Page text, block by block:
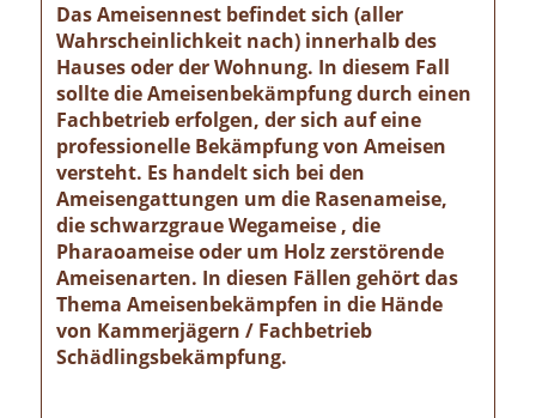
Das Ameisennest befindet sich (aller
Wahrscheinlichkeit nach) innerhalb des
Hauses oder der Wohnung. In diesem Fall
sollte die Ameisenbekämpfung durch einen
Fachbetrieb erfolgen, der sich auf eine
professionelle Bekämpfung von Ameisen
versteht. Es handelt sich bei den
Ameisengattungen um die Rasenameise,
die schwarzgraue Wegameise , die
Pharaoameise oder um Holz zerstörende
Ameisenarten. In diesen Fällen gehört das
Thema Ameisenbekämpfen in die Hände
von Kammerjägern / Fachbetrieb
Schädlingsbekämpfung.